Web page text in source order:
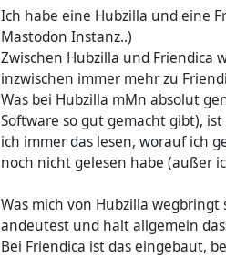
Ich habe eine Hubzilla und eine
Mastodon Instanz..)
Zwischen Hubzilla und Friendica
inzwischen immer mehr zu
Was bei Hubzilla mMn absolut
Software so gut gemacht gibt),
ich immer das lesen, worauf ich
noch nicht gelesen habe (außer
Was mich von Hubzilla wegbringt
andeutest und halt allgemein
Bei Friendica ist das eingebaut,